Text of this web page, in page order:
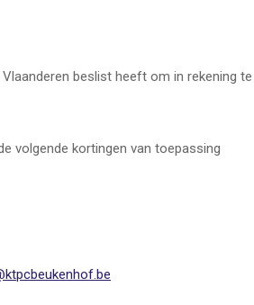
beslist heeft om in rekening te
volgende kortingen van toepassing